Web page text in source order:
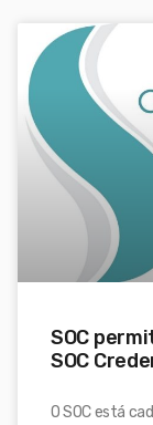
SOC
SOC
O SOC está